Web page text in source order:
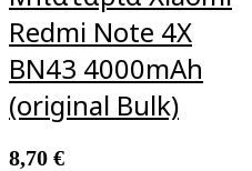
Redmi Note 4X
BN43 4000mAh
(original Bulk)
8,70 €